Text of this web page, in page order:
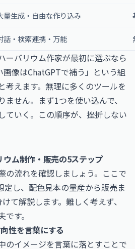
量生成・自由な作り込み
話・検索連携・万能
ーバリウム作家が最初に選ぶなら
画像はChatGPTで補う」という組
考えます。無理に多くのツールを
せん。まず1つを使い込んで、
ていく。この順序が、挫折しない
ム制作・販売の5ステップ
の流れを確認しましょう。ここで
定し、配色見本の量産から販売ま
て解説します。難しく考えず、
す。
性を言葉にする
のイメージを言葉に落とすことで